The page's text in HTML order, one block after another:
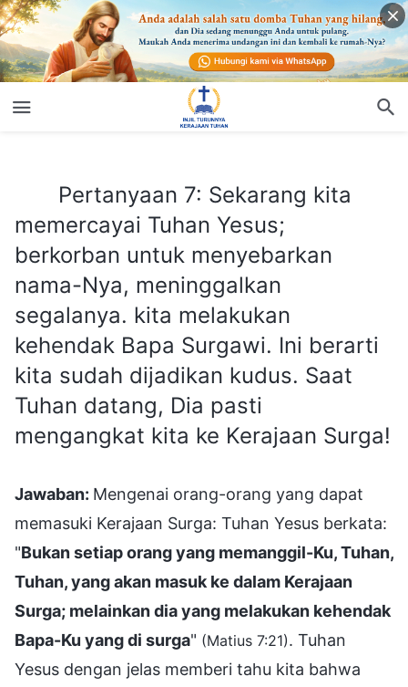
Pertanyaan 7: Sekarang kita
memercayai Tuhan Yesus;
berkorban untuk menyebarkan
nama-Nya, meninggalkan
segalanya. kita melakukan
kehendak Bapa Surgawi. Ini berarti
kita sudah dijadikan kudus. Saat
Tuhan datang, Dia pasti
mengangkat kita ke Kerajaan Surga!
Jawaban: Mengenai orang-orang yang dapat
memasuki Kerajaan Surga: Tuhan Yesus berkata:
"Bukan setiap orang yang memanggil-Ku, Tuhan,
Tuhan, yang akan masuk ke dalam Kerajaan
Surga; melainkan dia yang melakukan kehendak
Bapa-Ku yang di surga" (Matius 7:21). Tuhan
Yesus dengan jelas memberi tahu kita bahwa